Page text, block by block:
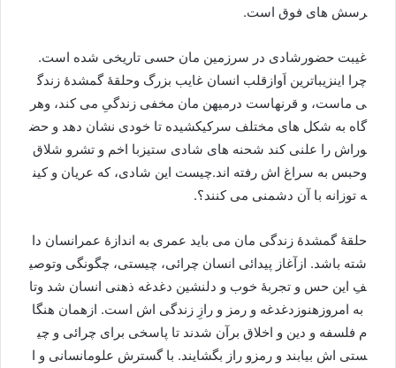
رسش های فوق است.
غیبت حضورشادی در سرزمین مان حسی تاریخی شده است.
چرا اینزيباترين اَوازقلب انسان غایب بزرگ وحلقۀ گمشدۀ زندگ
ی ماست، و قرنهاست درمیهن مان مخفی زندگیِ می کند، وهر
گاه به شکل های مختلف سرکیکشیده تا خودی نشان دهد و حض
وراش را علنی کند شحنه های شادی ستیزبا اخم و تشرو شلاق
وحبس به سراغ اش رفته اند.چیست این شادی، که عریان و کین
ه توزانه با آن دشمنی می کنند؟.
حلقۀ گمشدۀ زندگی مان می باید عمری به اندازۀ عمرانسان دا
شته باشد. ازآغاز پیدائی انسان چرائی، چيستی، چگونگی وتوصی
فِ این حس و تجربۀ خوب و دلنشین دغدغه ذهنی انسان شد وتا
به امروزهنوزدغدغه و رمز و رازِ زندگی اش است. از همان هنگا
م فلسفه و دین و اخلاق برآن شدند تا پاسخی برای چرائی و چی
ستی اش بیابند و رمزو راز بگشایند. با گسترش علومانسانی و ا